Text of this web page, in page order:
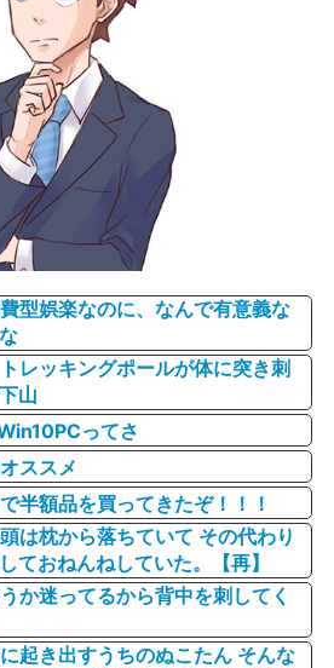
型娯楽なのに、なんで有意義な
レッキングポールが体に突き刺
山
ってさ
ススメ
半額品を買ってきたぞ！！！
は枕から落ちていて その代わり
ておねんねしていた。【再】
か迷ってるから背中を刺してく
起き出すうちのぬこたん そんな